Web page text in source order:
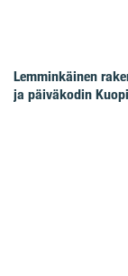
Lemminkäinen
ja päiväkodin